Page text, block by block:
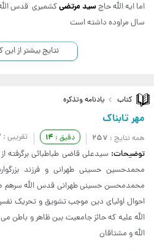
اما ایه الله حاجسید مرتضیکشمیری قدس
سال مراوده داشته است
نتایج بیشتر از
کتاب یادنامه وتذکره
مهر تابناک
همه نتایج : 257 دقیق : 14 تقریبی :
توضیحات: سیدعلی قاضی طباطبائی برگرفته
محمدحسین حسینی طهرانی و فرزند
محمدمحسن حسینی طهرانی قدس الله سرهم
احوال اولیای دین موجب تشویق و تحریک
الله علیه که حائز جامعیت بین ظاهر و باطن
الله و مشتاقان